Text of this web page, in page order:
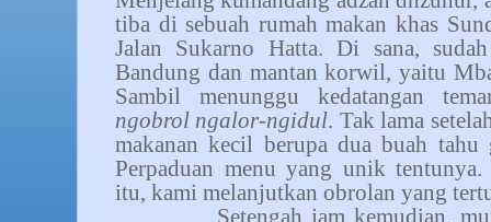
tiba di sebuah rumah makan khas
Jalan Sukarno Hatta. Di sana,
Bandung dan mantan korwil, yaitu
Sambil menunggu kedatangan
ngobrol ngalor-ngidul. Tak lama
makanan kecil berupa dua buah tahu
Perpaduan menu yang unik
itu, kami melanjutkan obrolan yang
Setengah jam kemudian,